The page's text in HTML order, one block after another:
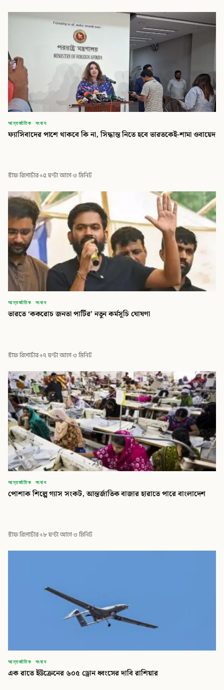
আন্তর্জাতিক সংবাদ
ফ্যাসিবাদের পাশে থাকবে কি না, সিদ্ধান্ত নিতে হবে ভারতকেই-শামা ওবায়েদ
স্টাফ রিপোর্টার·১৫ ঘণ্টা আগে·৩ মিনিট
আন্তর্জাতিক সংবাদ
ভারতে ‘ককরোচ জনতা পার্টির’ নতুন কর্মসূচি ঘোষণা
স্টাফ রিপোর্টার·১৭ ঘণ্টা আগে·৩ মিনিট
আন্তর্জাতিক সংবাদ
পোশাক শিল্পে গ্যাস সংকট, আন্তর্জাতিক বাজার হারাতে পারে বাংলাদেশ
স্টাফ রিপোর্টার·১৮ ঘণ্টা আগে·৩ মিনিট
আন্তর্জাতিক সংবাদ
এক রাতে ইউক্রেনের ৬০৫ ড্রোন ধ্বংসের দাবি রাশিয়ার